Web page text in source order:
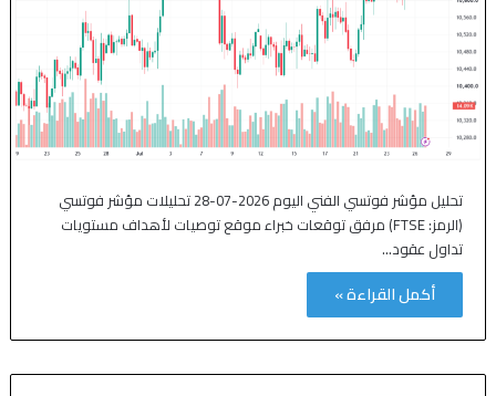
تحليل مؤشر فوتسي الفني اليوم 2026-07-28 تحليلات مؤشر فوتسي
(الرمز: FTSE) مرفق توقعات خبراء موقع توصيات لأهداف مستويات
تداول عقود…
أكمل القراءة »